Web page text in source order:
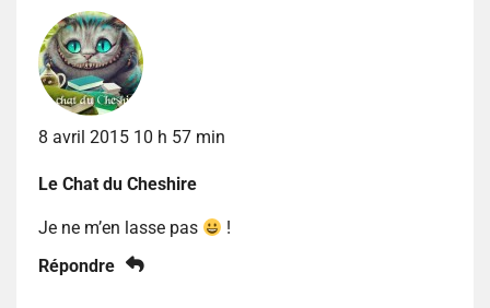
8 avril 2015 10 h 57 min
Le Chat du Cheshire
Je ne m’en lasse pas
!
Répondre